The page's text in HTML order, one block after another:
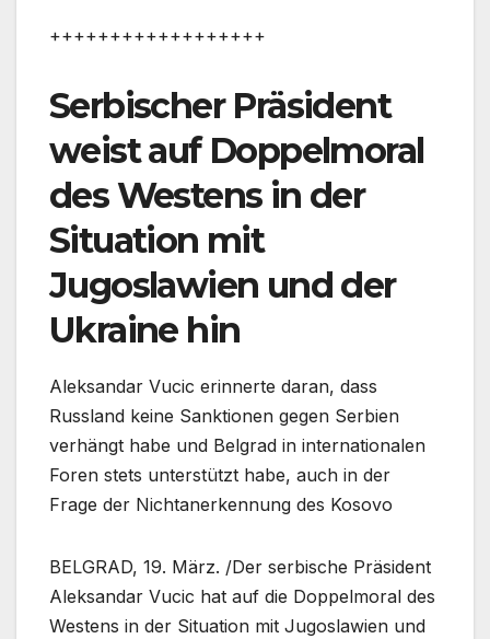
++++++++++++++++++
Serbischer Präsident
weist auf Doppelmoral
des Westens in der
Situation mit
Jugoslawien und der
Ukraine hin
Aleksandar Vucic erinnerte daran, dass
Russland keine Sanktionen gegen Serbien
verhängt habe und Belgrad in internationalen
Foren stets unterstützt habe, auch in der
Frage der Nichtanerkennung des Kosovo
BELGRAD, 19. März. /Der serbische Präsident
Aleksandar Vucic hat auf die Doppelmoral des
Westens in der Situation mit Jugoslawien und